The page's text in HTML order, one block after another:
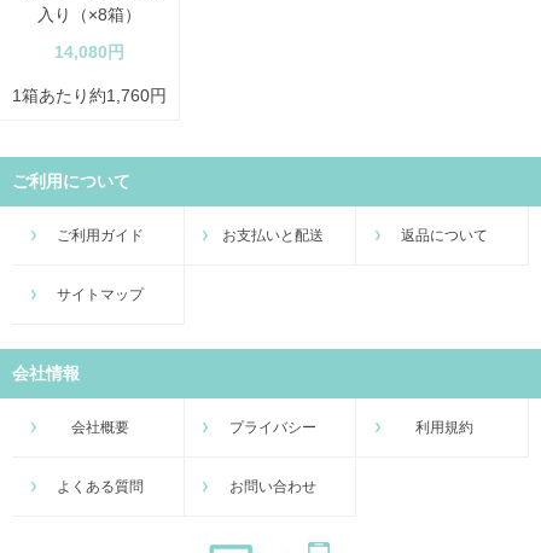
入り（×8箱）
14,080円
1箱あたり約1,760円
ご利用について
ご利用ガイド お支払いと配送 返品について
サイトマップ
会社情報
会社概要 プライバシー 利用規約
よくある質問 お問い合わせ